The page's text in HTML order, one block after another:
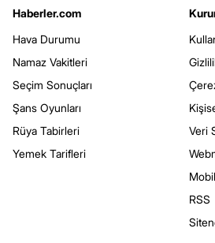
Haberler.com
Hava Durumu
Namaz Vakitleri
Seçim Sonuçları
Şans Oyunları
Rüya Tabirleri
Yemek Tarifleri
Veri
RSS